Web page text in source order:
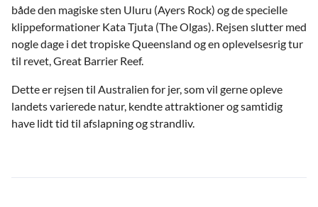
både den magiske sten Uluru (Ayers Rock) og de specielle
klippeformationer Kata Tjuta (The Olgas). Rejsen slutter med
nogle dage i det tropiske Queensland og en oplevelsesrig tur
til revet, Great Barrier Reef.
Dette er rejsen til Australien for jer, som vil gerne opleve
landets varierede natur, kendte attraktioner og samtidig
have lidt tid til afslapning og strandliv.